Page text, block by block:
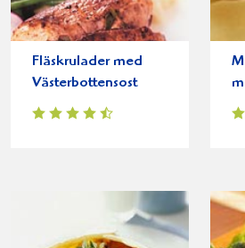
Fläskrulader med
Västerbottensost